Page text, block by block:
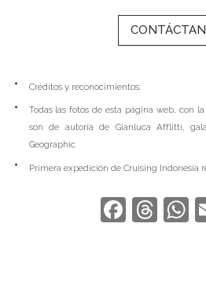
Créditos y reconocimientos:
Todas las fotos de esta página web, con
son de autoría de Gianluca Afflitti,
Geographic
Primera expedición de Cruising Indonesia